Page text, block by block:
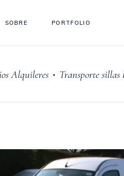
SOBRE PORTFOLIO
Alquileres • Transporte sillas